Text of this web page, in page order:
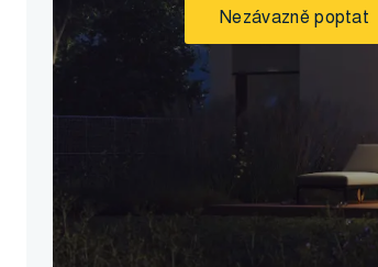
Nezávazně poptat